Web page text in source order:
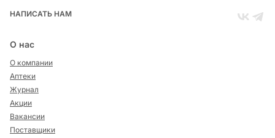
НАПИСАТЬ НАМ
О нас
О компании
Аптеки
Журнал
Акции
Вакансии
Поставщики